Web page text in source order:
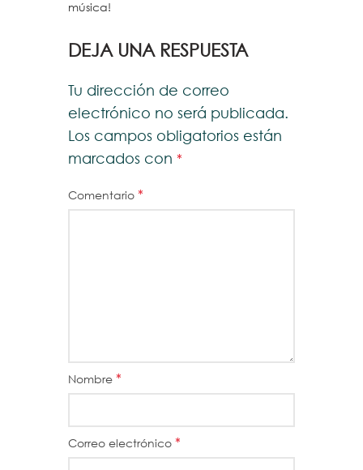
música!
DEJA UNA RESPUESTA
Tu dirección de correo
electrónico no será publicada.
Los campos obligatorios están
marcados con *
Comentario *
Nombre *
Correo electrónico *